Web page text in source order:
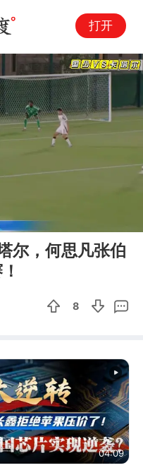
打开
尔，何思凡张伯
8
04:09